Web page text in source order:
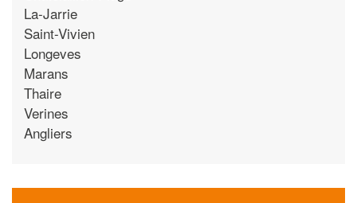
La-Jarrie
Saint-Vivien
Longeves
Marans
Thaire
Verines
Angliers